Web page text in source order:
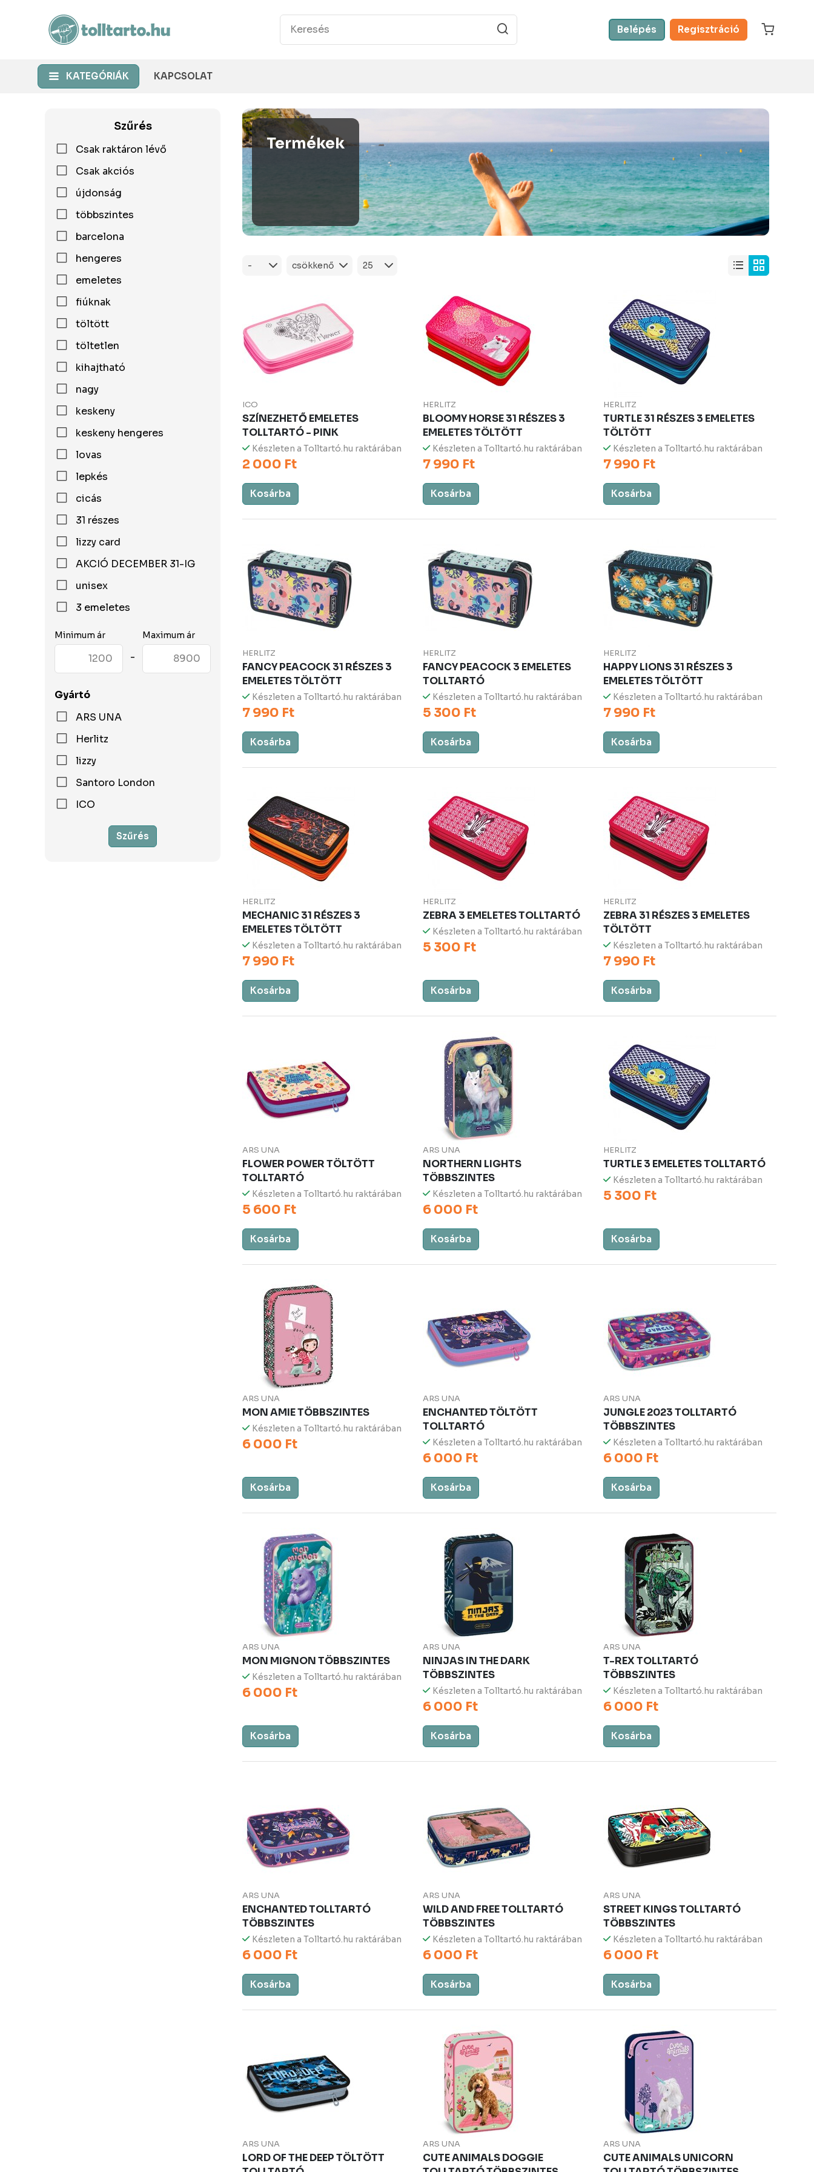
Belépés Regisztráció
KATEGÓRIÁK KAPCSOLAT
Szűrés
Csak raktáron lévő
Csak akciós
újdonság
többszintes
barcelona
hengeres
emeletes
fiúknak
töltött
töltetlen
kihajtható
nagy
keskeny
keskeny hengeres
lovas
lepkés
cicás
31 részes
lizzy card
AKCIÓ DECEMBER 31-IG
unisex
3 emeletes
Minimum ár
-
Maximum ár
Gyártó
ARS UNA
Herlitz
lizzy
Santoro London
ICO
Szűrés
Termékek
ICO
SZÍNEZHETŐ EMELETES
TOLLTARTÓ - PINK
Készleten a Tolltartó.hu raktárában
2 000 Ft
Kosárba
HERLITZ
BLOOMY HORSE 31 RÉSZES 3
EMELETES TÖLTÖTT
Készleten a Tolltartó.hu raktárában
7 990 Ft
Kosárba
HERLITZ
TURTLE 31 RÉSZES 3 EMELETES
TÖLTÖTT
Készleten a Tolltartó.hu raktárában
7 990 Ft
Kosárba
HERLITZ
FANCY PEACOCK 31 RÉSZES 3
EMELETES TÖLTÖTT
Készleten a Tolltartó.hu raktárában
7 990 Ft
Kosárba
HERLITZ
FANCY PEACOCK 3 EMELETES
TOLLTARTÓ
Készleten a Tolltartó.hu raktárában
5 300 Ft
Kosárba
HERLITZ
HAPPY LIONS 31 RÉSZES 3
EMELETES TÖLTÖTT
Készleten a Tolltartó.hu raktárában
7 990 Ft
Kosárba
HERLITZ
MECHANIC 31 RÉSZES 3
EMELETES TÖLTÖTT
Készleten a Tolltartó.hu raktárában
7 990 Ft
Kosárba
HERLITZ
ZEBRA 3 EMELETES TOLLTARTÓ
Készleten a Tolltartó.hu raktárában
5 300 Ft
Kosárba
HERLITZ
ZEBRA 31 RÉSZES 3 EMELETES
TÖLTÖTT
Készleten a Tolltartó.hu raktárában
7 990 Ft
Kosárba
ARS UNA
FLOWER POWER TÖLTÖTT
TOLLTARTÓ
Készleten a Tolltartó.hu raktárában
5 600 Ft
Kosárba
ARS UNA
NORTHERN LIGHTS
TÖBBSZINTES
Készleten a Tolltartó.hu raktárában
6 000 Ft
Kosárba
HERLITZ
TURTLE 3 EMELETES TOLLTARTÓ
Készleten a Tolltartó.hu raktárában
5 300 Ft
Kosárba
ARS UNA
MON AMIE TÖBBSZINTES
Készleten a Tolltartó.hu raktárában
6 000 Ft
Kosárba
ARS UNA
ENCHANTED TÖLTÖTT
TOLLTARTÓ
Készleten a Tolltartó.hu raktárában
6 000 Ft
Kosárba
ARS UNA
JUNGLE 2023 TOLLTARTÓ
TÖBBSZINTES
Készleten a Tolltartó.hu raktárában
6 000 Ft
Kosárba
ARS UNA
MON MIGNON TÖBBSZINTES
Készleten a Tolltartó.hu raktárában
6 000 Ft
Kosárba
ARS UNA
NINJAS IN THE DARK
TÖBBSZINTES
Készleten a Tolltartó.hu raktárában
6 000 Ft
Kosárba
ARS UNA
T-REX TOLLTARTÓ
TÖBBSZINTES
Készleten a Tolltartó.hu raktárában
6 000 Ft
Kosárba
ARS UNA
ENCHANTED TOLLTARTÓ
TÖBBSZINTES
Készleten a Tolltartó.hu raktárában
6 000 Ft
Kosárba
ARS UNA
WILD AND FREE TOLLTARTÓ
TÖBBSZINTES
Készleten a Tolltartó.hu raktárában
6 000 Ft
Kosárba
ARS UNA
STREET KINGS TOLLTARTÓ
TÖBBSZINTES
Készleten a Tolltartó.hu raktárában
6 000 Ft
Kosárba
ARS UNA
LORD OF THE DEEP TÖLTÖTT
ARS UNA
CUTE ANIMALS DOGGIE
ARS UNA
CUTE ANIMALS UNICORN